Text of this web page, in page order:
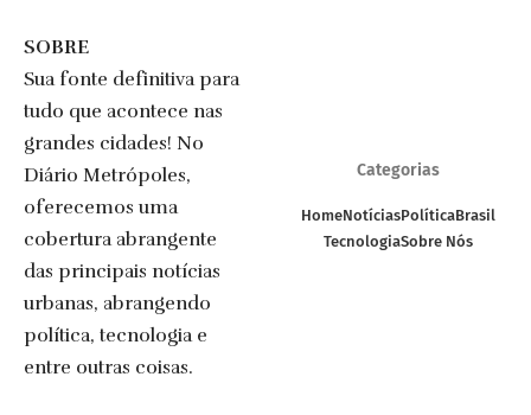
SOBRE
Sua fonte definitiva para
tudo que acontece nas
grandes cidades! No
Diário Metrópoles,
oferecemos uma
cobertura abrangente
das principais notícias
urbanas, abrangendo
política, tecnologia e
entre outras coisas.
Categorias
HomeNotíciasPolíticaBrasil
TecnologiaSobre Nós